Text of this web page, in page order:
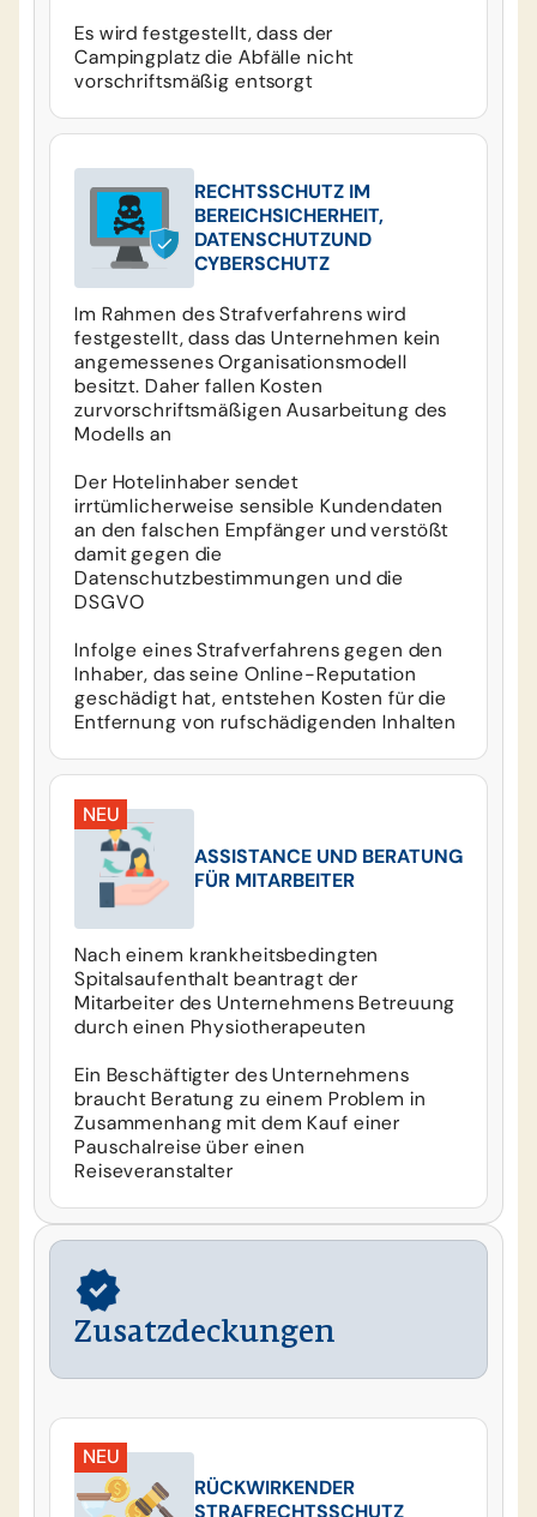
Es wird festgestellt, dass der
Campingplatz die Abfälle nicht
vorschriftsmäßig entsorgt
RECHTSSCHUTZ IM
BEREICHSICHERHEIT,
DATENSCHUTZUND
CYBERSCHUTZ
Im Rahmen des Strafverfahrens wird
festgestellt, dass das Unternehmen kein
angemessenes Organisationsmodell
besitzt. Daher fallen Kosten
zurvorschriftsmäßigen Ausarbeitung des
Modells an
Der Hotelinhaber sendet
irrtümlicherweise sensible Kundendaten
an den falschen Empfänger und verstößt
damit gegen die
Datenschutzbestimmungen und die
DSGVO
Infolge eines Strafverfahrens gegen den
Inhaber, das seine Online-Reputation
geschädigt hat, entstehen Kosten für die
Entfernung von rufschädigenden Inhalten
NEU
ASSISTANCE UND BERATUNG
FÜR MITARBEITER
Nach einem krankheitsbedingten
Spitalsaufenthalt beantragt der
Mitarbeiter des Unternehmens Betreuung
durch einen Physiotherapeuten
Ein Beschäftigter des Unternehmens
braucht Beratung zu einem Problem in
Zusammenhang mit dem Kauf einer
Pauschalreise über einen
Reiseveranstalter
Zusatzdeckungen
NEU
RÜCKWIRKENDER
STRAFRECHTSSCHUTZ